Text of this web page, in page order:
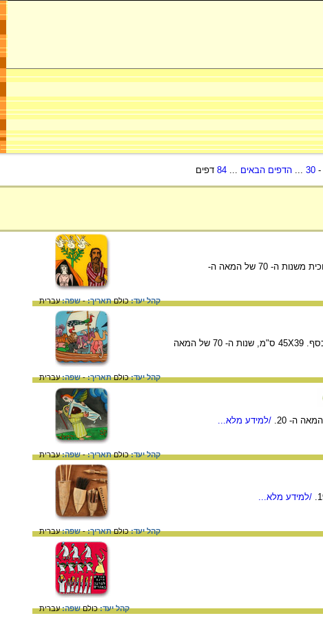
-
30
...הדפים הבאים ...
84 דפים
יצירה של אברהם אופק המתארת את ביקורם של שלושת המלאכים אצל אברהם ושרה. 20X30, ציור על זכוכית משנות ה- 70 של המאה ה-
קהל יעד:כולםתאריך:-שפה:עברית
יצירה של אברהם אופק. בחלקה העליון תיבת נח ובחלקה התחתון אדם וחוה בגן עדן. ציור על זכוכית ונייר כסף. 45X39 ס"מ, שנות ה- 70 של המאה
קהל יעד:כולםתאריך:-שפה:עברית
/למידע מלא...
קהל יעד:כולםתאריך:-שפה:עברית
/למידע מלא...
קהל יעד:כולםתאריך:-שפה:עברית
קהל יעד:כולםשפה:עברית